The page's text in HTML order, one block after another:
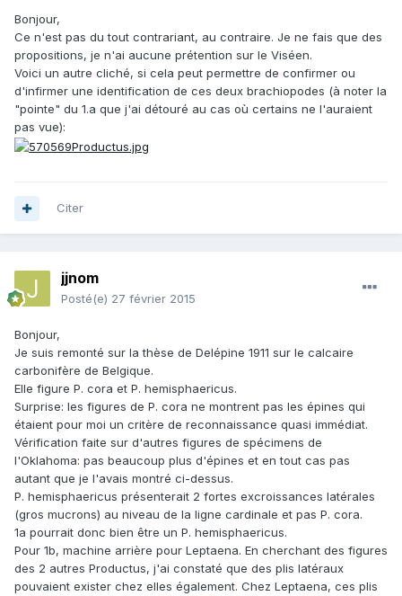
Bonjour,
Ce n'est pas du tout contrariant, au contraire. Je ne fais que des
propositions, je n'ai aucune prétention sur le Viséen.
Voici un autre cliché, si cela peut permettre de confirmer ou
d'infirmer une identification de ces deux brachiopodes (à noter la
"pointe" du 1.a que j'ai détouré au cas où certains ne l'auraient
pas vue):
Citer
jjnom
Posté(e) 27 février 2015
Bonjour,
Je suis remonté sur la thèse de Delépine 1911 sur le calcaire
carbonifère de Belgique.
Elle figure P. cora et P. hemisphaericus.
Surprise: les figures de P. cora ne montrent pas les épines qui
étaient pour moi un critère de reconnaissance quasi immédiat.
Vérification faite sur d'autres figures de spécimens de
l'Oklahoma: pas beaucoup plus d'épines et en tout cas pas
autant que je l'avais montré ci-dessus.
P. hemisphaericus présenterait 2 fortes excroissances latérales
(gros mucrons) au niveau de la ligne cardinale et pas P. cora.
1a pourrait donc bien être un P. hemisphaericus.
Pour 1b, machine arrière pour Leptaena. En cherchant des figures
des 2 autres Productus, j'ai constaté que des plis latéraux
pouvaient exister chez elles également. Chez Leptaena, ces plis